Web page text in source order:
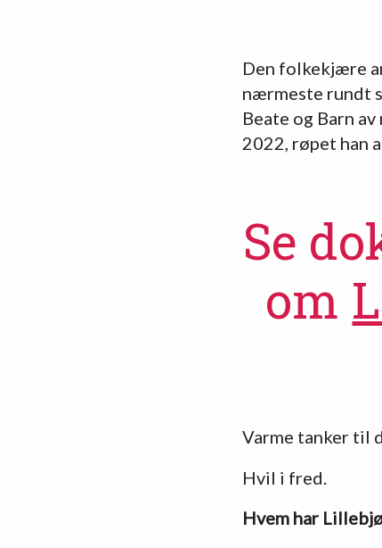
Den folkekjære
nærmeste rundt
Beate og Barn
2022, røpet han
Se
om
Varme tanker til
Hvil i fred.
Hvem har